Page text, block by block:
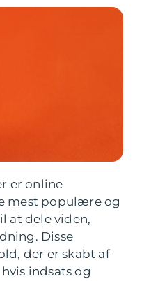
er online
mest populære og
dele viden,
Disse
der er skabt af
indsats og